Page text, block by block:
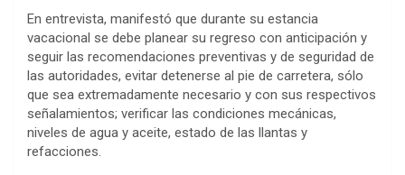
En entrevista, manifestó que durante su estancia
vacacional se debe planear su regreso con anticipación y
seguir las recomendaciones preventivas y de seguridad de
las autoridades, evitar detenerse al pie de carretera, sólo
que sea extremadamente necesario y con sus respectivos
señalamientos; verificar las condiciones mecánicas,
niveles de agua y aceite, estado de las llantas y
refacciones.